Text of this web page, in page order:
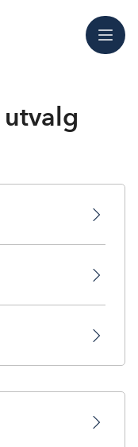
Meny
utvalg